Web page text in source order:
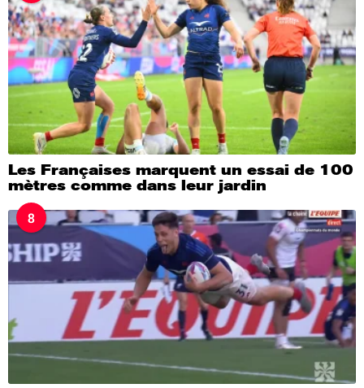
Les Françaises marquent un essai de 100
mètres comme dans leur jardin
8